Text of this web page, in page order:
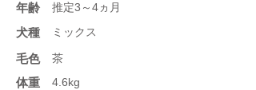
年齢 推定3～4ヵ月
​犬種 ミックス
​毛色 茶
体重 4.6kg